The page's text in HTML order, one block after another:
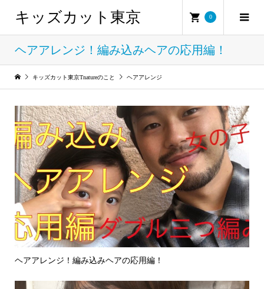
キッズカット東京 0
ヘアアレンジ！編み込みヘアの応用編！
キッズカット東京Tnatureのこと ヘアアレンジ
ヘアアレンジ！編み込みヘアの応用編！